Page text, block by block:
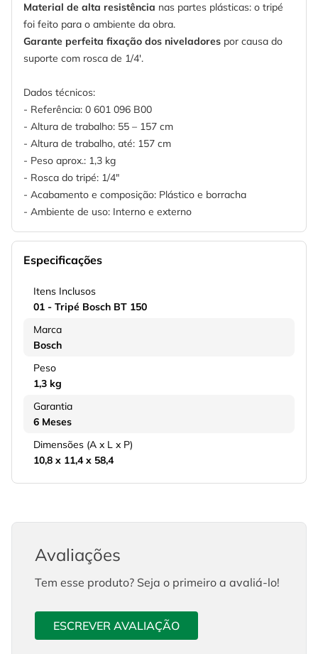
Material de alta resistência nas partes plásticas: o tripé
foi feito para o ambiente da obra.
Garante perfeita fixação dos niveladores por causa do
suporte com rosca de 1/4'.
Dados técnicos:
- Referência: 0 601 096 B00
- Altura de trabalho: 55 – 157 cm
- Altura de trabalho, até: 157 cm
- Peso aprox.: 1,3 kg
- Rosca do tripé: 1/4"
- Acabamento e composição: Plástico e borracha
- Ambiente de uso: Interno e externo
Especificações
Itens Inclusos
01 - Tripé Bosch BT 150
Marca
Bosch
Peso
1,3 kg
Garantia
6 Meses
Dimensões (A x L x P)
10,8 x 11,4 x 58,4
Avaliações
Tem esse produto? Seja o primeiro a avaliá-lo!
ESCREVER AVALIAÇÃO